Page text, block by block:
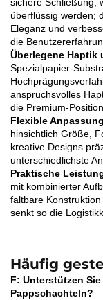
sichere Schließung,
überflüssig werden;
Eleganz und
die
Überlegene Haptik
Spezialpapier-
anspruchsvolles
die Premium-
Flexible
hinsichtlich Größe,
kreative Designs
unterschiedlichste
Praktische
mit kombinierter
faltbare
senkt so die
Häufig
F: Unterstützen
Pappschachteln?